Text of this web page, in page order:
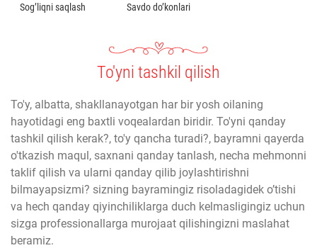
Sog’liqni saqlash Savdo do’konlari
To'yni tashkil qilish
To'y, albatta, shakllanayotgan har bir yosh oilaning
hayotidagi eng baxtli voqealardan biridir. To'yni qanday
tashkil qilish kerak?, to'y qancha turadi?, bayramni qayerda
o'tkazish maqul, saxnani qanday tanlash, necha mehmonni
taklif qilish va ularni qanday qilib joylashtirishni
bilmayapsizmi? sizning bayramingiz risoladagidek o’tishi
va hech qanday qiyinchiliklarga duch kelmasligingiz uchun
sizga professionallarga murojaat qilishingizni maslahat
beramiz.